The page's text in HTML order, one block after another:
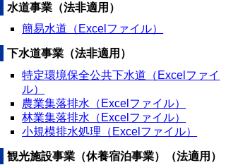
水道事業（法非適用）
簡易水道（Excelファイル）
下水道事業（法非適用）
特定環境保全公共下水道（Excelファイ
ル）
農業集落排水（Excelファイル）
林業集落排水（Excelファイル）
小規模排水処理（Excelファイル）
観光施設事業（休養宿泊事業）（法適用）